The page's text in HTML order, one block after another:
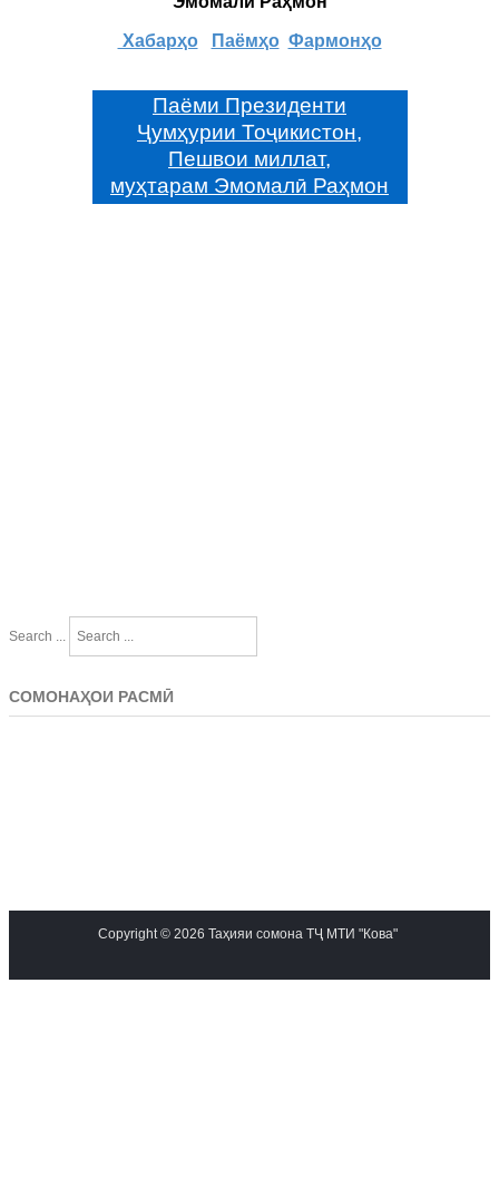
Хабарҳо Паёмҳо Фармонҳо
Паёми Президенти
Ҷумҳурии Тоҷикистон,
Пешвои миллат,
муҳтарам Эмомалӣ Раҳмон
Search ...
СОМОНАҲОИ РАСМӢ
Copyright © 2026 Таҳияи сомона ТҶ МТИ "Кова"